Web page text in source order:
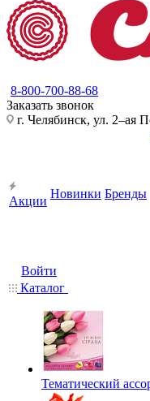
8-800-700-88-68
Заказать звонок
г. Челябинск, ул. 2–ая
Акции
Новинки Бренды
Войти
Каталог
Тематический